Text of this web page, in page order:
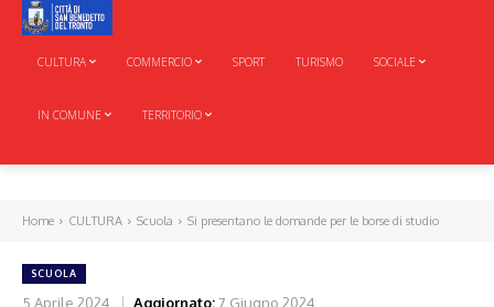
CULTURA COMMERCIO SPORT TURISMO SOCIALE
IN COMUNE TERRITORIO
Home CULTURA Scuola Si presentano le domande per le borse di studio
SCUOLA
5 Aprile 2024 Aggiornato:7 Giugno 2024